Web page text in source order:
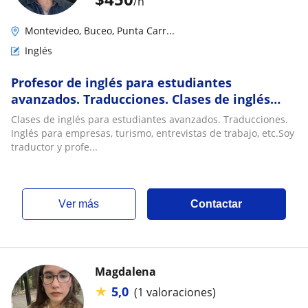
Montevideo, Buceo, Punta Carr...
Inglés
Profesor de inglés para estudiantes
avanzados. Traducciones. Clases de inglés
para empresas, entrevistas de trabajo, etc
Clases de inglés para estudiantes avanzados. Traducciones.
Inglés para empresas, turismo, entrevistas de trabajo, etc.Soy
traductor y profe...
ver más Contactar
Magdalena
★ 5,0 (1 valoraciones)